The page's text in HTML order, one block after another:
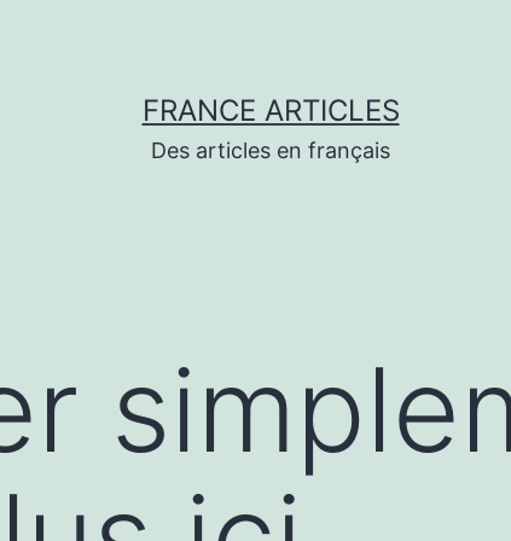
FRANCE ARTICLES
Des articles en français